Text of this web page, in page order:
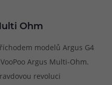
Ohm
modelů Argus G4
Argus Multi-Ohm.
revoluci